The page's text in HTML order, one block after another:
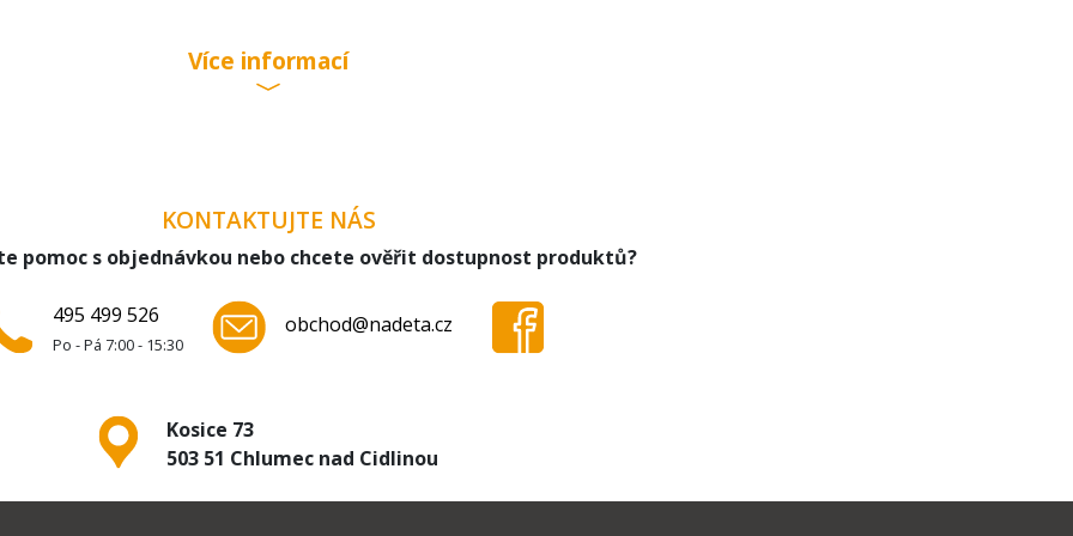
00
05
07
01
02
01
Více informací
KONTAKTUJTE NÁS
pomoc s objednávkou nebo chcete ověřit dostupnost produktů?
495 499 526
Po - Pá 7:00 - 15:30
obchod@nadeta.cz
Kosice 73
503 51 Chlumec nad Cidlinou